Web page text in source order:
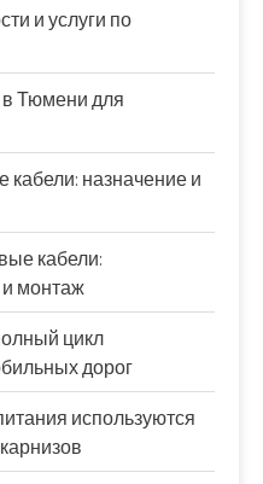
и услуги по
Тюмени для
назначение и
кабели:
и монтаж
цикл
дорог
используются